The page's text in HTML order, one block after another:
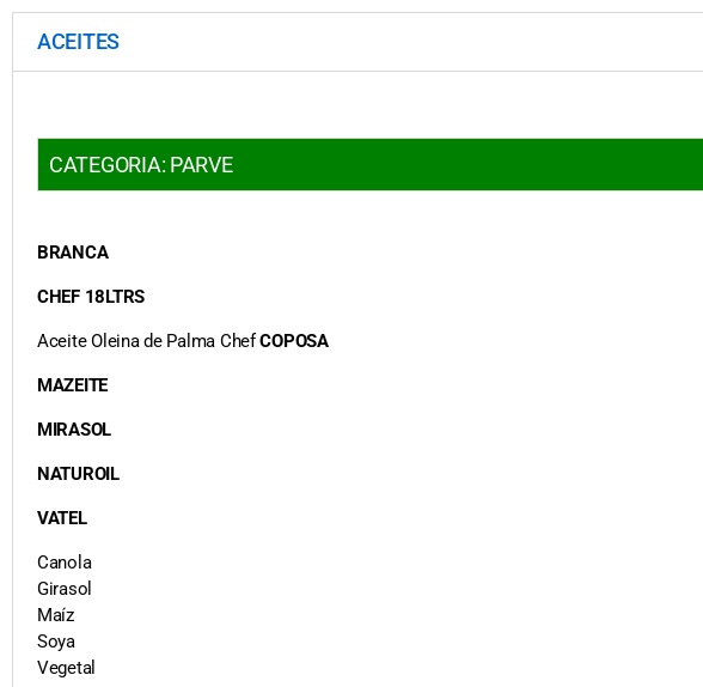
ACEITES
CATEGORIA: PARVE
BRANCA
CHEF 18LTRS
Aceite Oleina de Palma ChefCOPOSA
MAZEITE
MIRASOL
NATUROIL
VATEL
Canola
Girasol
Maíz
Soya
Vegetal